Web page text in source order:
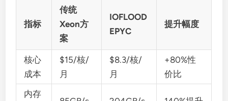
指标
传统
Xeon方
案
IOFLOOD
EPYC
提升幅度
核心
成本
$15/核/
月
$8.3/核/
月
+80%性
价比
内存